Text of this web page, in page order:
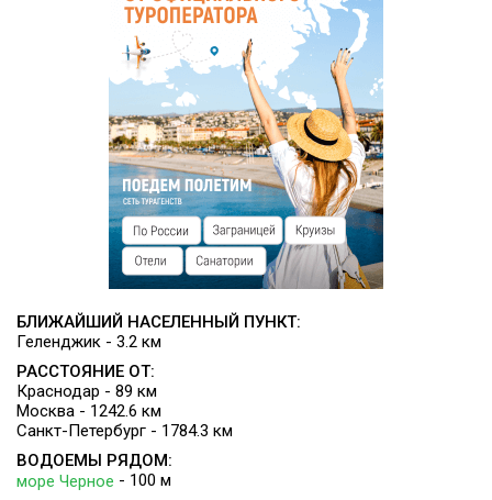
БЛИЖАЙШИЙ НАСЕЛЕННЫЙ ПУНКТ:
Геленджик - 3.2 км
РАССТОЯНИЕ ОТ:
Краснодар - 89 км
Москва - 1242.6 км
Санкт-Петербург - 1784.3 км
ВОДОЕМЫ РЯДОМ:
море Черное - 100 м